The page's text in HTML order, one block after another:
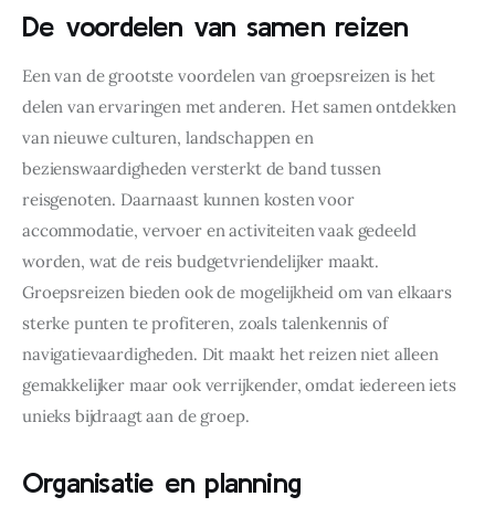
De voordelen van samen reizen
Een van de grootste voordelen van groepsreizen is het
delen van ervaringen met anderen. Het samen ontdekken
van nieuwe culturen, landschappen en
bezienswaardigheden versterkt de band tussen
reisgenoten. Daarnaast kunnen kosten voor
accommodatie, vervoer en activiteiten vaak gedeeld
worden, wat de reis budgetvriendelijker maakt.
Groepsreizen bieden ook de mogelijkheid om van elkaars
sterke punten te profiteren, zoals talenkennis of
navigatievaardigheden. Dit maakt het reizen niet alleen
gemakkelijker maar ook verrijkender, omdat iedereen iets
unieks bijdraagt aan de groep.
Organisatie en planning